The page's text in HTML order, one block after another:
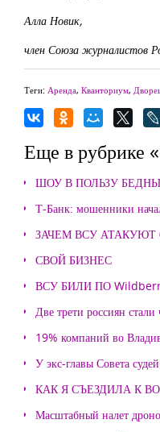
Алла Новик,
член Союза журналистов
Теги: Аренда, Кванториум,
Еще в рубрике
ШОУ В ПОЛЬЗУ
Т-Банк: мошенники
ЗАЧЕМ ВСУ
СВОЙ БИЗНЕС
ВСУ БИЛИ ПО
Две трети россиян
19% компаний во
У экс-главы Совета
КАК Я СЪЕЗДИЛА К
Масштабный налет